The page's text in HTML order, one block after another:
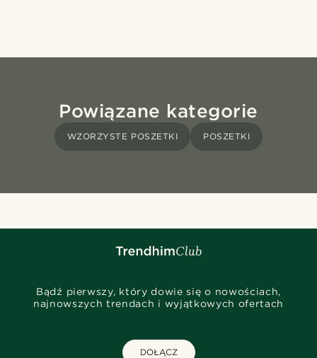
Powiązane kategorie
WZORZYSTE POSZETKI POSZETKI
Bądź pierwszy, który dowie się o nowościach,
najnowszych trendach i wyjątkowych ofertach
DOŁĄCZ